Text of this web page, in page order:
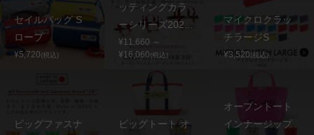
セイルバッグ S
ロープ
¥5,720(税込)
ッティングカラ
ーシリーズ202...
¥11,660 ～
¥16,060(税込)
マイクロクラッ
チラージS
¥3,520(税込)
ビッグファスナ
ビッグトート オ
オープントート
インナージップ